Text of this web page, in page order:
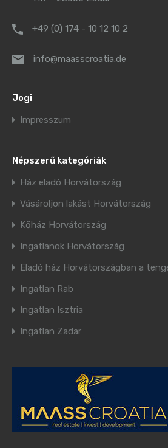
+49 (0) 174 - 10 12 10 2
info@maasscroatia.de
Jogi
Impresszum
Népszerű kategóriák
Ház eladó Horvátország
Vásároljon lakást Horvátország
Kőház Horvátország
Ingatlanok Horvátország
Eladó ház Horvátországban a
Ingatlan Rab
Ingatlan Isztria
Ingatlan Zadar